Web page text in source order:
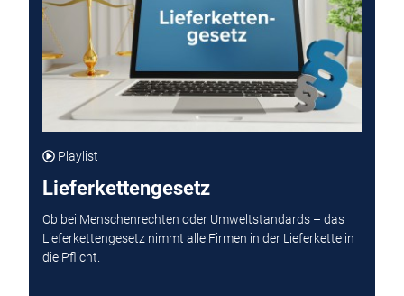
Playlist
Lieferkettengesetz
Ob bei Menschenrechten oder Umweltstandards – das
Lieferkettengesetz nimmt alle Firmen in der Lieferkette in
die Pflicht.